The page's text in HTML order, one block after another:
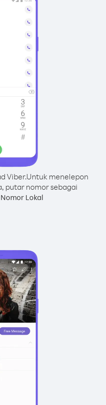
Viber.Untuk menelepon
putar nomor sebagai
Nomor Lokal